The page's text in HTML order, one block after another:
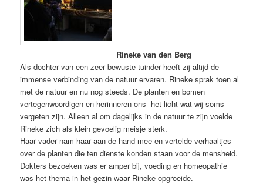
Rineke van den Berg
Als dochter van een zeer bewuste tuinder heeft zij altijd de
immense verbinding van de natuur ervaren. Rineke sprak toen al
met de natuur en nu nog steeds. De planten en bomen
vertegenwoordigen en herinneren ons het licht wat wij soms
vergeten zijn. Alleen al om dagelijks in de natuur te zijn voelde
Rineke zich als klein gevoelig meisje sterk.
Haar vader nam haar aan de hand mee en vertelde verhaaltjes
over de planten die ten dienste konden staan voor de mensheid.
Dokters bezoeken was er amper bij, voeding en homeopathie
was het thema in het gezin waar Rineke opgroeide.